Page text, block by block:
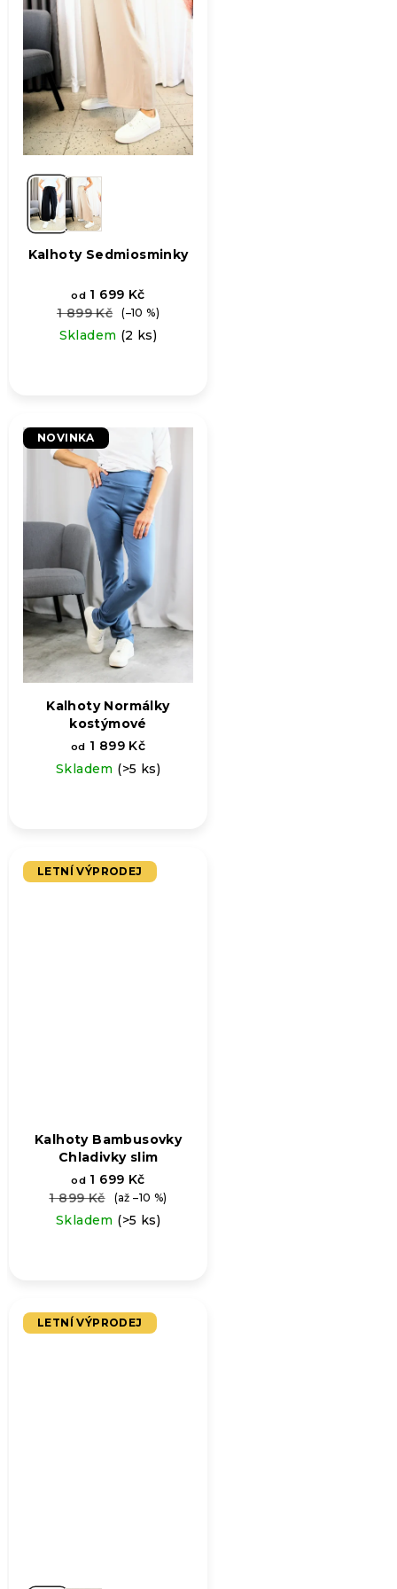
Kalhoty Sedmiosminky
od 1 699 Kč
1 899 Kč
(–10 %)
Skladem (2 ks)
NOVINKA
Kalhoty Normálky
kostýmové
od 1 899 Kč
Skladem (>5 ks)
LETNÍ VÝPRODEJ
Kalhoty Bambusovky
Chladivky slim
od 1 699 Kč
1 899 Kč
(až –10 %)
Skladem (>5 ks)
LETNÍ VÝPRODEJ